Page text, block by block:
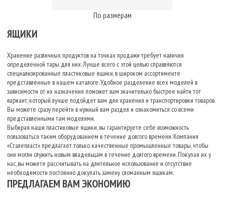
По размерам
ЯЩИКИ
Хранение различных продуктов на точках продажи требует наличия
определенной тары для них. Лучше всего с этой целью справляются
специализированные пластиковые ящики, в широком ассортименте
представленные в нашем каталоге. Удобное разделение всех моделей в
зависимости от их назначения поможет вам значительно быстрее найти тот
вариант, который лучше подойдет вам для хранения и транспортировки товаров.
Вы можете сразу перейти в нужный вам раздел и ознакомиться со всеми
представленными там моделями.
Выбирая наши пластиковые ящики, вы гарантируете себе возможность
пользоваться таким оборудованием в течение долгого времени. Компания
«Сталепласт» предлагает только качественные промышленные товары, чтобы
они могли служить новым владельцам в течение долгого времени. Покупая их у
нас, вы можете рассчитывать на длительное использование и отсутствие
необходимости постоянно докупать замену сломанным ящикам.
ПРЕДЛАГАЕМ ВАМ ЭКОНОМИЮ